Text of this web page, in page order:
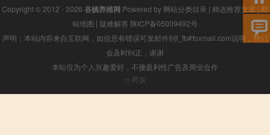
Copyright © 2012 - 2026 谷姚养殖网 Powered by 网站分类目录 | 精选推荐文章 | 网
站地图 | 疑难解答 陕ICP备05009492号
声明：本站内容来自互联网，如信息有错误可发邮件到f_fb#foxmail.com说明，我们
会及时纠正，谢谢
本站仅为个人兴趣爱好，不接盈利性广告及商业合作
小男孩